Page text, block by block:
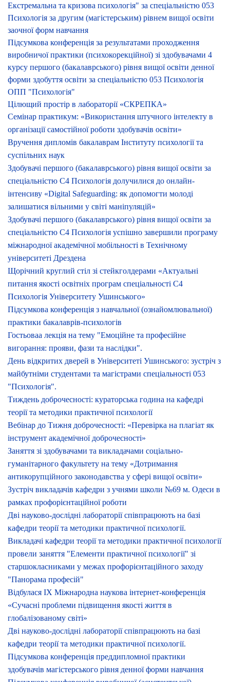
Екстремальна та кризова психологія" за спеціальністю 053
Психологія за другим (магістерським) рівнем вищої освіти
заочної форм навчання
Підсумкова конференція за результатами проходження
виробничої практики (психокорекційної) зі здобувачами 4
курсу першого (бакалаврського) рівня вищої освіти денної
форми здобуття освіти за спеціальністю 053 Психологія
ОПП "Психологія"
Цілющий простір в лабораторії «СКРЕПКА»
Семінар практикум: «Використання штучного інтелекту в
організації самостійної роботи здобувачів освіти»
Вручення дипломів бакалаврам Інституту психології та
суспільних наук
Здобувачі першого (бакалаврського) рівня вищої освіти за
спеціальністю С4 Психологія долучилися до онлайн-
інтенсиву «Digital Safeguarding: як допомогти молоді
залишатися вільними у світі маніпуляцій»
Здобувачі першого (бакалаврського) рівня вищої освіти за
спеціальністю С4 Психологія успішно завершили програму
міжнародної академічної мобільності в Технічному
університеті Дрездена
Щорічний круглий стіл зі стейкголдерами «Актуальні
питання якості освітніх програм спеціальності С4
Психологія Університету Ушинського»
Підсумкова конференція з навчальної (ознайомлювальної)
практики бакалаврів-психологів
Гостьоваа лекція на тему "Емоційне та професійне
вигорання: прояви, фази та наслідки".
День відкритих дверей в Університеті Ушинського: зустріч з
майбутніми студентами та магістрами спеціальності 053
"Психологія".
Тиждень доброчесності: кураторська година на кафедрі
теорії та методики практичної психології
Вебінар до Тижня доброчесності: «Перевірка на плагіат як
інструмент академічної доброчесності»
Заняття зі здобувачами та викладачами соціально-
гуманітарного факультету на тему «Дотримання
антикорупційного законодавства у сфері вищої освіти»
Зустріч викладачів кафедри з учнями школи №69 м. Одеси в
рамках профорієнтаційної роботи
Дві науково-дослідні лабораторії співпрацюють на базі
кафедри теорії та методики практичної психології.
Викладачі кафедри теорії та методики практичної психології
провели заняття "Елементи практичної психології" зі
старшокласниками у межах профорієнтаційного заходу
"Панорама професій"
Відбулася IX Міжнародна наукова інтернет-конференція
«Сучасні проблеми підвищення якості життя в
глобалізованому світі»
Дві науково-дослідні лабораторії співпрацюють на базі
кафедри теорії та методики практичної психології.
Підсумкова конференція преддипломної практики
здобувачів магістерського рівня денної форми навчання